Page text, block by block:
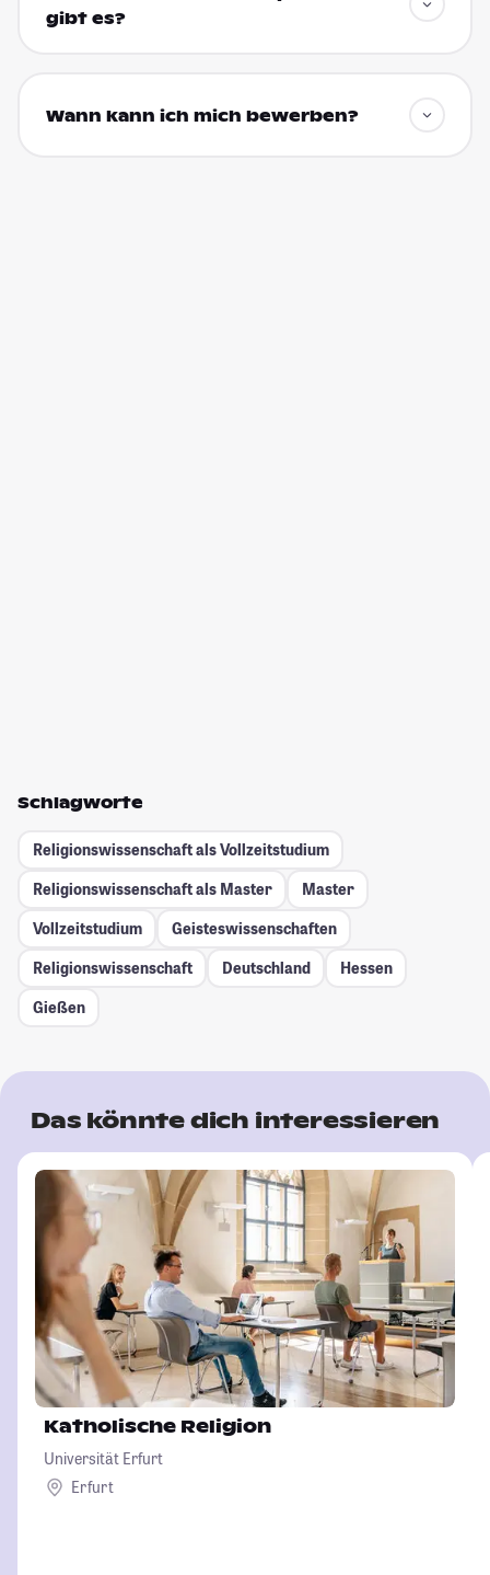
gibt es?
Wann kann ich mich bewerben?
Schlagworte
Religionswissenschaft als Vollzeitstudium
Religionswissenschaft als Master
Master
Vollzeitstudium
Geisteswissenschaften
Religionswissenschaft
Deutschland
Hessen
Gießen
Das könnte dich interessieren
Katholische Religion
Universität Erfurt
Erfurt